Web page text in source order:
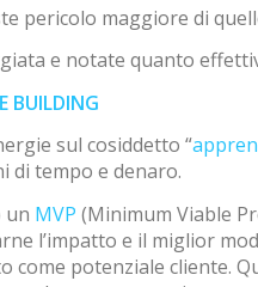
pericolo maggiore di
e notate quanto
BUILDING
sul cosiddetto “
di tempo e denaro.
un MVP (Minimum Viable
l’impatto e il miglior
come potenziale cliente.